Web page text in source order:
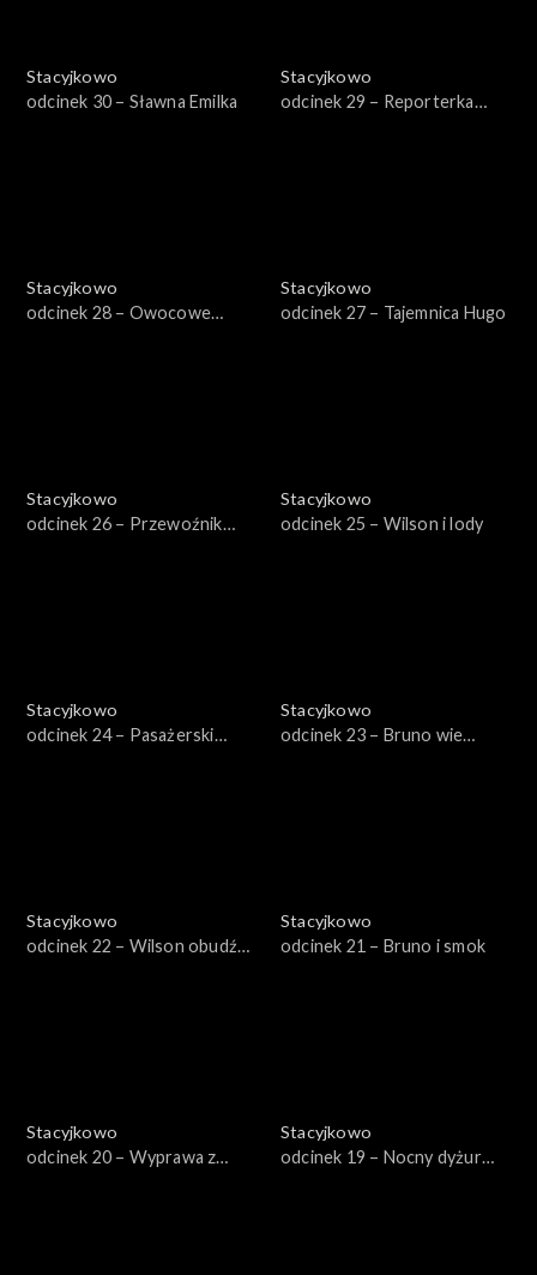
Stacyjkowo
odcinek 30 – Sławna Emilka
Stacyjkowo
odcinek 29 – Reporterka
Stacyjkowo
odcinek 28 – Owocowe
Stacyjkowo
odcinek 27 – Tajemnica Hugo
Stacyjkowo
odcinek 26 – Przewoźnik
Stacyjkowo
odcinek 25 – Wilson i lody
Stacyjkowo
odcinek 24 – Pasażerski
Stacyjkowo
odcinek 23 – Bruno wie
Stacyjkowo
odcinek 22 – Wilson obudź
Stacyjkowo
odcinek 21 – Bruno i smok
Stacyjkowo
odcinek 20 – Wyprawa z
Stacyjkowo
odcinek 19 – Nocny dyżur